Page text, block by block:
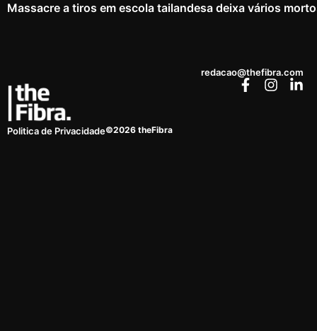
Massacre a tiros em escola tailandesa deixa vários
redacao@thefibra.com
Politica de Privacidade©2026 theFibra